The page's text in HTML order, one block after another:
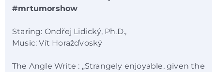
#mrtumorshow
Staring: Ondřej Lidický, Ph.D.,
Music: Vít Horažďvoský
The Angle Write : „Strangely enjoyable, given the